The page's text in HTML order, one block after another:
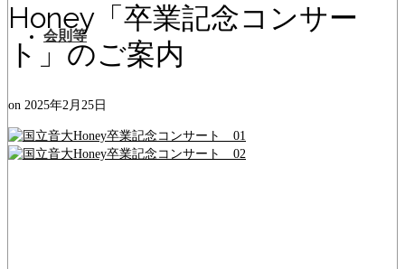
会則等
Honey「卒業記念コンサー
ト」のご案内
on 2025年2月25日